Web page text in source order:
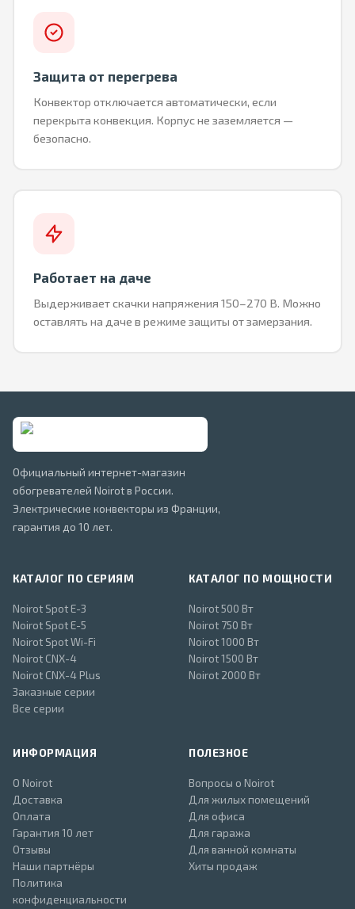
Защита от перегрева
Конвектор отключается автоматически, если
перекрыта конвекция. Корпус не заземляется —
безопасно.
Работает на даче
Выдерживает скачки напряжения 150–270 В. Можно
оставлять на даче в режиме защиты от замерзания.
Официальный интернет-магазин
обогревателей Noirot в России.
Электрические конвекторы из Франции,
гарантия до 10 лет.
КАТАЛОГ ПО СЕРИЯМ
Noirot Spot E-3
Noirot Spot E-5
Noirot Spot Wi-Fi
Noirot CNX-4
Noirot CNX-4 Plus
Заказные серии
Все серии
КАТАЛОГ ПО МОЩНОСТИ
Noirot 500 Вт
Noirot 750 Вт
Noirot 1000 Вт
Noirot 1500 Вт
Noirot 2000 Вт
ИНФОРМАЦИЯ
О Noirot
Доставка
Оплата
Гарантия 10 лет
Отзывы
Наши партнёры
Политика
конфиденциальности
ПОЛЕЗНОЕ
Вопросы о Noirot
Для жилых помещений
Для офиса
Для гаража
Для ванной комнаты
Хиты продаж